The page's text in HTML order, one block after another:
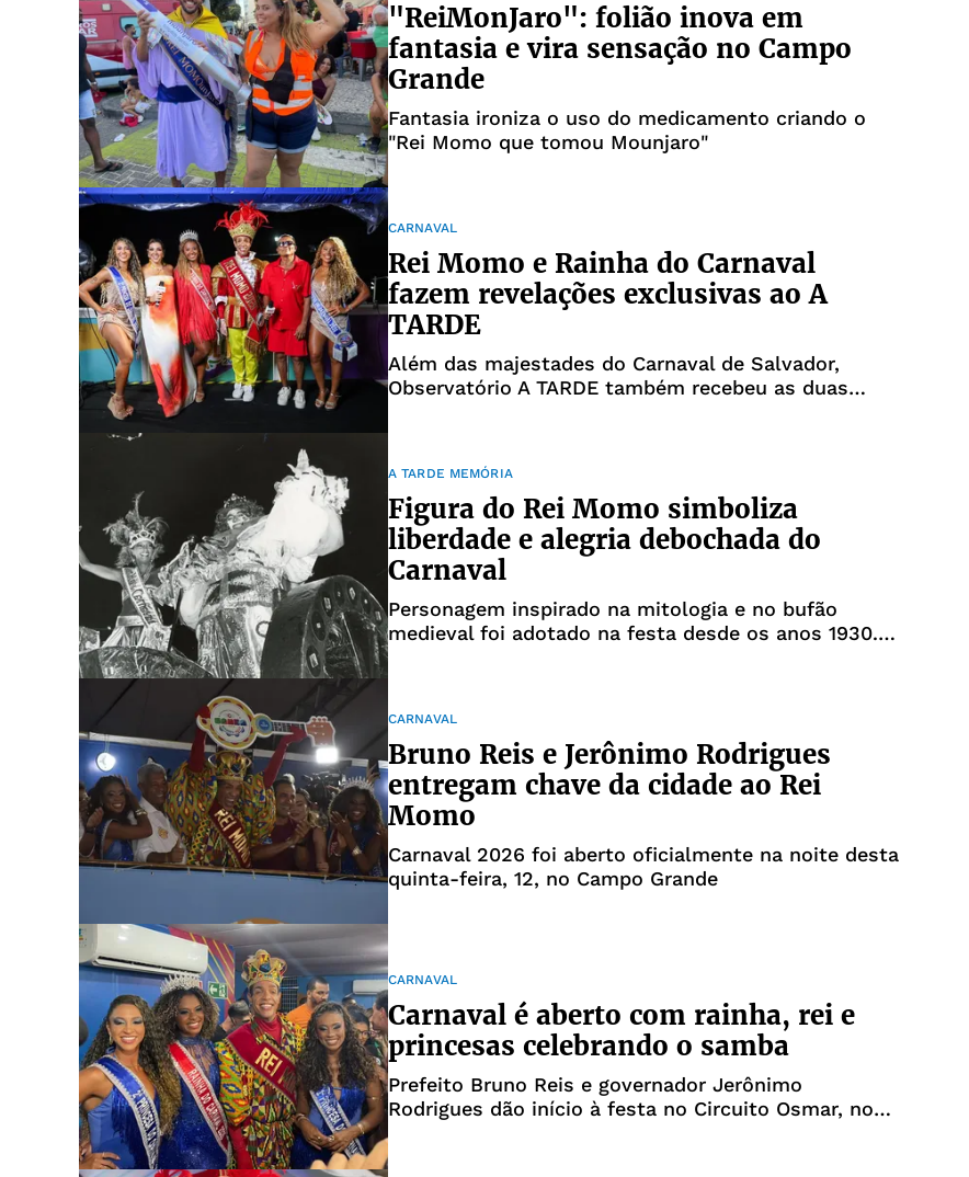
"ReiMonJaro": folião inova em
fantasia e vira sensação no Campo
Grande
Fantasia ironiza o uso do medicamento criando o
"Rei Momo que tomou Mounjaro"
CARNAVAL
Rei Momo e Rainha do Carnaval
fazem revelações exclusivas ao A
TARDE
Além das majestades do Carnaval de Salvador,
Observatório A TARDE também recebeu as duas
A TARDE MEMÓRIA
Figura do Rei Momo simboliza
liberdade e alegria debochada do
Carnaval
Personagem inspirado na mitologia e no bufão
medieval foi adotado na festa desde os anos 1930.
CARNAVAL
Bruno Reis e Jerônimo Rodrigues
entregam chave da cidade ao Rei
Momo
Carnaval 2026 foi aberto oficialmente na noite desta
quinta-feira, 12, no Campo Grande
CARNAVAL
Carnaval é aberto com rainha, rei e
princesas celebrando o samba
Prefeito Bruno Reis e governador Jerônimo
Rodrigues dão início à festa no Circuito Osmar, no